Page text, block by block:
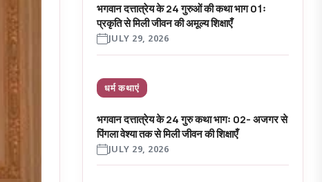
भगवान दत्तात्रेय के 24 गुरुओं की कथा भाग 01ः
प्रकृति से मिली जीवन की अमूल्य शिक्षाएँ
JULY 29, 2026
धर्म कथाएं
भगवान दत्तात्रेय के 24 गुरु कथा भागः 02- अजगर से
पिंगला वेश्या तक से मिली जीवन की शिक्षाएँ
JULY 29, 2026